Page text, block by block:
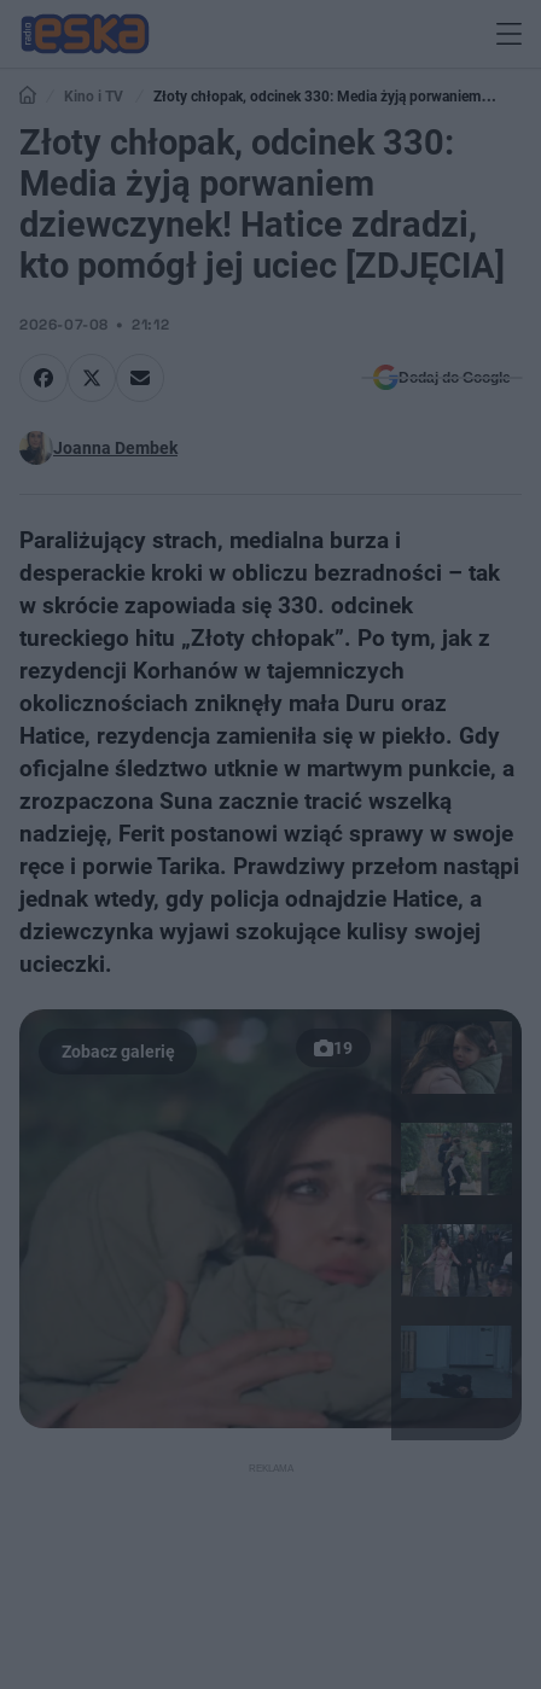
Kino i TV
Złoty chłopak, odcinek 330: Media żyją porwaniem
dziewczynek! Hatice zdradzi, kto pomógł jej uciec [ZDJĘCIA]
Złoty chłopak, odcinek 330:
Media żyją porwaniem
dziewczynek! Hatice zdradzi,
kto pomógł jej uciec [ZDJĘCIA]
2026-07-08 21:12
Dodaj do Google
Joanna Dembek
Paraliżujący strach, medialna burza i
desperackie kroki w obliczu bezradności – tak
w skrócie zapowiada się 330. odcinek
tureckiego hitu „Złoty chłopak”. Po tym, jak z
rezydencji Korhanów w tajemniczych
okolicznościach zniknęły mała Duru oraz
Hatice, rezydencja zamieniła się w piekło. Gdy
oficjalne śledztwo utknie w martwym punkcie, a
zrozpaczona Suna zacznie tracić wszelką
nadzieję, Ferit postanowi wziąć sprawy w swoje
ręce i porwie Tarika. Prawdziwy przełom nastąpi
jednak wtedy, gdy policja odnajdzie Hatice, a
dziewczynka wyjawi szokujące kulisy swojej
ucieczki.
19